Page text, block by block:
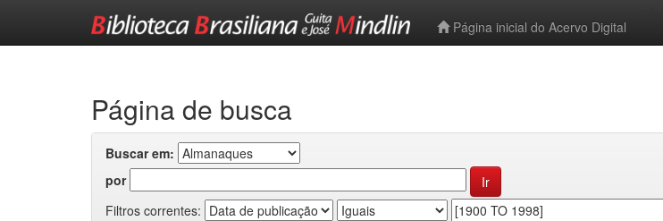
Página inicial do Acervo Digital
Página de busca
Buscar em:
por
Filtros correntes: